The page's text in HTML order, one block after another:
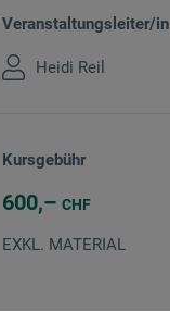
Veranstaltungsleiter/in
Heidi Reil
Kursgebühr
600 CHF
EXKL. MATERIAL